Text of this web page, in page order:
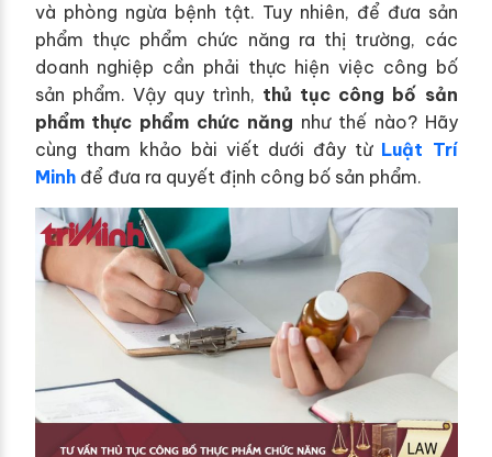
và phòng ngừa bệnh tật. Tuy nhiên, để đưa sản
phẩm thực phẩm chức năng ra thị trường, các
doanh nghiệp cần phải thực hiện việc công bố
sản phẩm. Vậy quy trình, thủ tục công bố sản
phẩm thực phẩm chức năng như thế nào? Hãy
cùng tham khảo bài viết dưới đây từ Luật Trí
Minhđể đưa ra quyết định công bố sản phẩm.